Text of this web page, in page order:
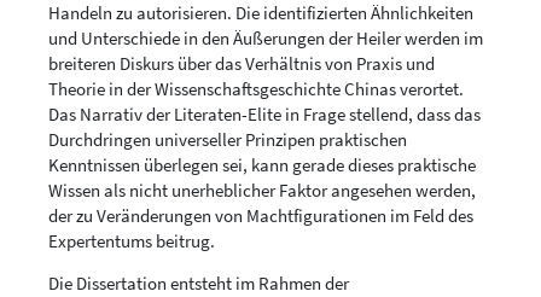
Handeln zu autorisieren. Die identifizierten Ähnlichkeiten
und Unterschiede in den Äußerungen der Heiler werden im
breiteren Diskurs über das Verhältnis von Praxis und
Theorie in der Wissenschaftsgeschichte Chinas verortet.
Das Narrativ der Literaten-Elite in Frage stellend, dass das
Durchdringen universeller Prinzipen praktischen
Kenntnissen überlegen sei, kann gerade dieses praktische
Wissen als nicht unerheblicher Faktor angesehen werden,
der zu Veränderungen von Machtfigurationen im Feld des
Expertentums beitrug.
Die Dissertation entsteht im Rahmen der